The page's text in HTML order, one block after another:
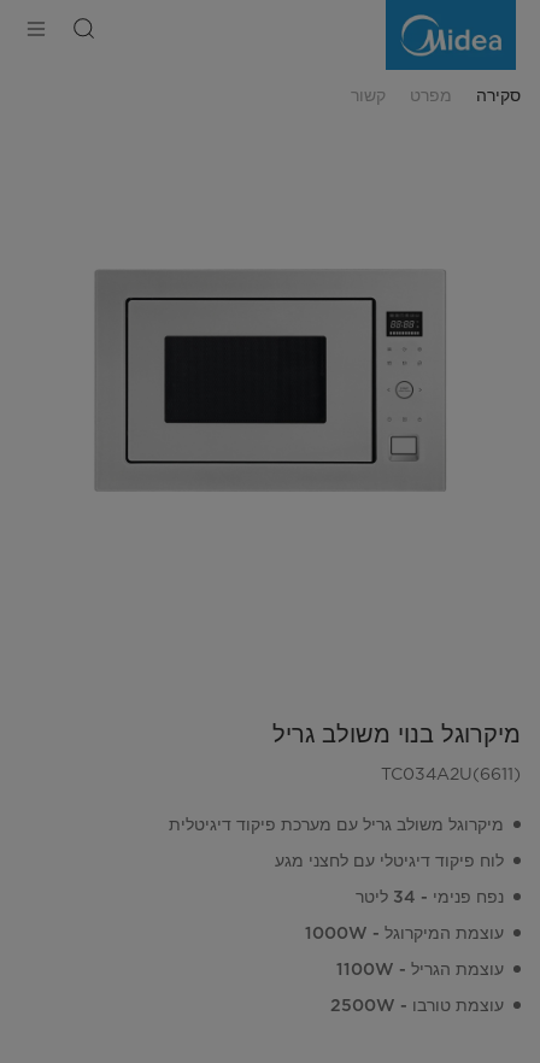
סקירה מפרט קשור
מיקרוגל בנוי משולב גריל
TC034A2U(6611)
מיקרוגל משולב גריל עם מערכת פיקוד דיגיטלית
לוח פיקוד דיגיטלי עם לחצני מגע
נפח פנימי - 34 ליטר
עוצמת המיקרוגל - 1000W
עוצמת הגריל - 1100W
עוצמת טורבו - 2500W